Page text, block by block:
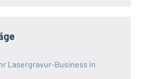
Lasergravur-Business in